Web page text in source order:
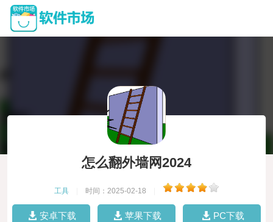
怎么翻外墙网2024
工具 时间：2025-02-18
安卓下载 苹果下载 PC下载